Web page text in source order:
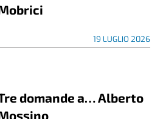
19 LUGLIO 2026
domande a… Alberto